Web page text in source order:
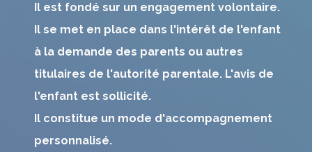
Il est fondé sur un engagement volontaire.
Il se met en place dans l'intérêt de l'enfant
à la demande des parents ou autres
titulaires de l'autorité parentale. L'avis de
l'enfant est sollicité.
Il constitue un mode d'accompagnement
personnalisé.